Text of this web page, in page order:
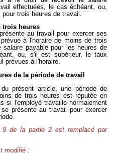
effectuées, le cas échéant, ou,
trois heures de travail.
trois heures
au travail pour exercer ses
à l'horaire de moins de trois
payable pour les heures de
ou, s'il est supérieur, le taux
prévues à l'horaire.
de la période de travail
du présent article, une période de
de trois heures est réputée en
si l'employé travaille normalement
présente au travail pour exercer
de la partie 2 est remplacé par
modifié :